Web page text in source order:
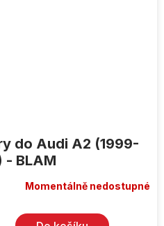
do Audi A2 (1999-
- BLAM
Momentálně nedostupné